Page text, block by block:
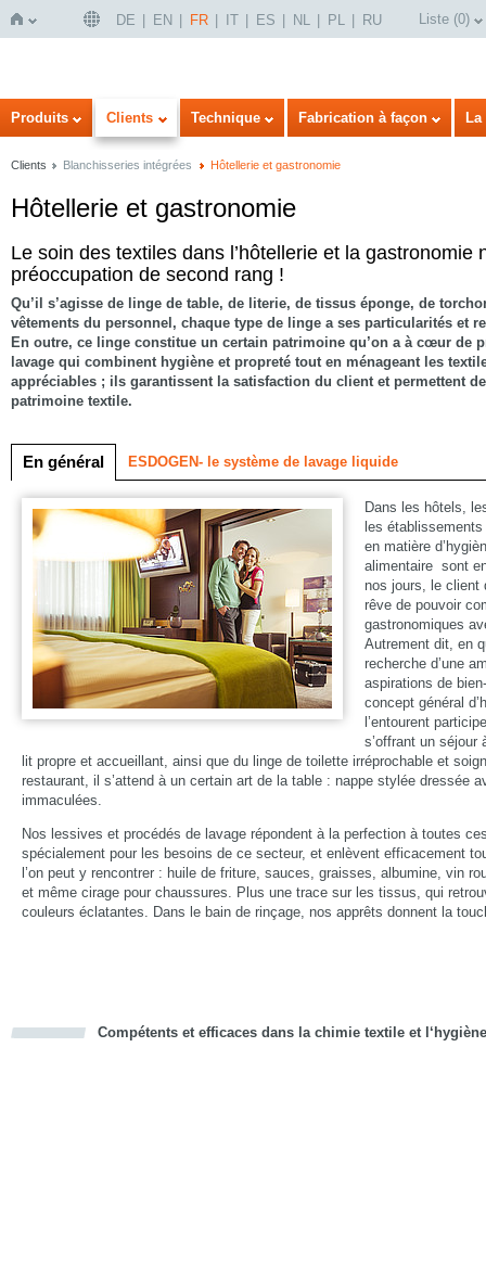
Page
d'accueil
DE EN FR IT ES NL PL RU Liste (0)
Produits Clients Technique Fabrication à façon
Clients Blanchisseries intégrées Hôtellerie et gastronomie
Hôtellerie et gastronomie
Le soin des textiles dans l’hôtellerie et la gastronomie
préoccupation de second rang !
Qu’il s’agisse de linge de table, de literie, de tissus éponge, de
vêtements du personnel, chaque type de linge a ses particularités et
En outre, ce linge constitue un certain patrimoine qu’on a à cœur de
lavage qui combinent hygiène et propreté tout en ménageant les
appréciables ; ils garantissent la satisfaction du client et permettent
patrimoine textile.
En général ESDOGEN- le système de lavage liquide
Dans les hôtels,
les
en matière
alimentaire sont
nos jours, le client
rêve de pouvoir
gastronomiques
Autrement dit, en
recherche d’une
aspirations de
concept général
l’entourent
s’offrant un séjour
lit propre et accueillant, ainsi que du linge de toilette irréprochable et
restaurant, il s’attend à un certain art de la table : nappe stylée dressée
immaculées.
Nos lessives et procédés de lavage répondent à la perfection à toutes
spécialement pour les besoins de ce secteur, et enlèvent efficacement
l’on peut y rencontrer : huile de friture, sauces, graisses, albumine, vin
et même cirage pour chaussures. Plus une trace sur les tissus, qui
couleurs éclatantes. Dans le bain de rinçage, nos apprêts donnent la
Compétents et efficaces dans la chimie textile et l‘hygiène